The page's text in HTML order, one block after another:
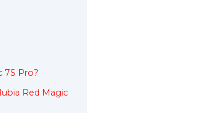
7S Pro?
Red Magic